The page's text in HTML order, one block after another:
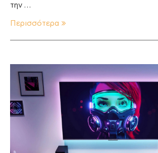
την …
Περισσότερα